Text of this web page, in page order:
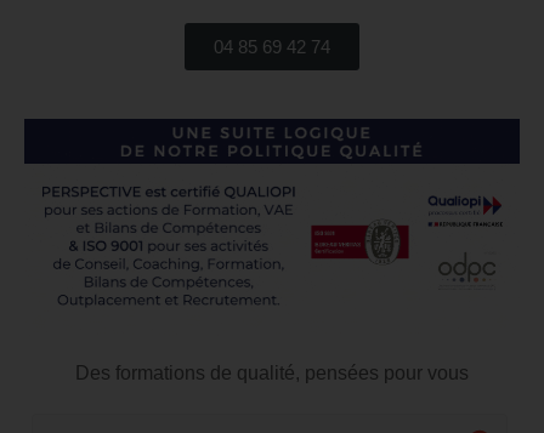
04 85 69 42 74
Des formations de qualité, pensées pour vous